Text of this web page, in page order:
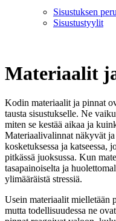
Sisustuksen
Sisustustyylit
Materiaalit
Kodin materiaalit ja pinnat
tausta sisustukselle. Ne
miten se kestää aikaa ja
Materiaalivalinnat näkyvät ja
kosketuksessa ja katseessa,
pitkässä juoksussa. Kun
tasapainoiselta ja
ylimääräistä stressiä.
Usein materiaalit mielletään
mutta todellisuudessa ne